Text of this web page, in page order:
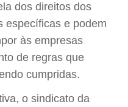
dos direitos dos
específicas e podem
às empresas
de regras que
cumpridas.
o sindicato da